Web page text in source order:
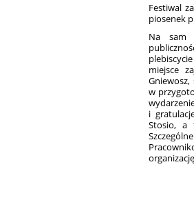
Festiwal
piosenek
Na sam
miejsce
w
i
Stosio, a